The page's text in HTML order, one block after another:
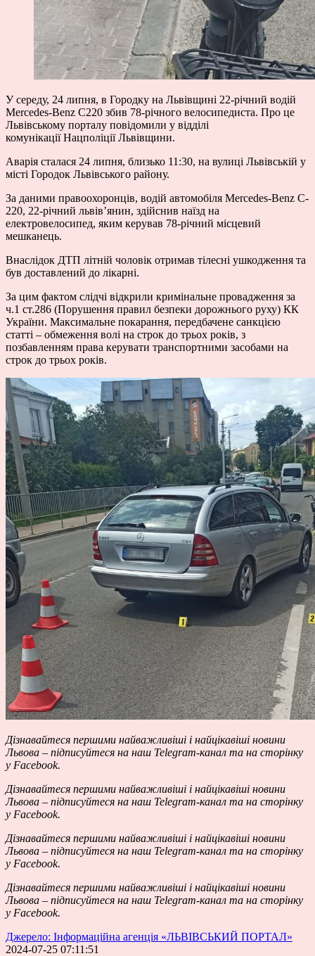
У середу, 24 липня, в Городку на Львівщині 22-річний водій
Mercedes-Benz C220 збив 78-річного велосипедиста. Про це
Львівському порталу повідомили у відділі
комунікації Нацполіції Львівщини.
Аварія сталася 24 липня, близько 11:30, на вулиці Львівській у
місті Городок Львівського району.
За даними правоохоронців, водій автомобіля Mercedes-Benz C-
220, 22-річний львів’янин, здійснив наїзд на
електровелосипед, яким керував 78-річний місцевий
мешканець.
Внаслідок ДТП літній чоловік отримав тілесні ушкодження та
був доставлений до лікарні.
За цим фактом слідчі відкрили кримінальне провадження за
ч.1 ст.286 (Порушення правил безпеки дорожнього руху) КК
України. Максимальне покарання, передбачене санкцією
статті – обмеження волі на строк до трьох років, з
позбавленням права керувати транспортними засобами на
строк до трьох років.
Дізнавайтеся першими найважливіші і найцікавіші новини
Львова – підписуйтеся на наш Telegram-канал та на сторінку
у Facebook.
Дізнавайтеся першими найважливіші і найцікавіші новини
Львова – підписуйтеся на наш Telegram-канал та на сторінку
у Facebook.
Дізнавайтеся першими найважливіші і найцікавіші новини
Львова – підписуйтеся на наш Telegram-канал та на сторінку
у Facebook.
Дізнавайтеся першими найважливіші і найцікавіші новини
Львова – підписуйтеся на наш Telegram-канал та на сторінку
у Facebook.
Джерело: Інформаційна агенція «ЛЬВІВСЬКИЙ ПОРТАЛ»
2024-07-25 07:11:51